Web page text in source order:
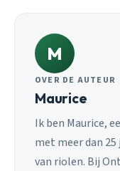
M
OVER DE AUTEUR
Maurice
Ik ben Maurice,
met meer dan
van riolen. Bij